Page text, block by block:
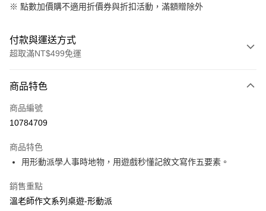
※ 點數加價購不適用折價券與折扣活動，滿額贈除外
付款與運送方式
超取滿NT$499免運
信用卡一次付款
LINE Pay
大哥付你分期
【大哥付你分期使用說明】
1.本服務由台灣大哥大提供，台灣大哥大用戶可立即使用無須另外申請。
AFTEE先享後付
商品特色
商品編號
10784709
商品特色
用形動派學人事時地物，用遊戲秒懂記敘文寫作五要素。
銷售重點
溫老師作文系列桌遊-形動派